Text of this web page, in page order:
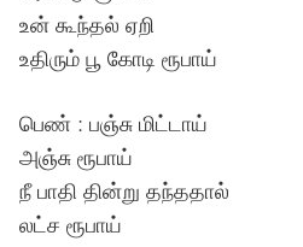
உன் கூந்தல் ஏறி
உதிரும் பூ கோடி ரூபாய்
பெண் : பஞ்சு மிட்டாய்
அஞ்சு ரூபாய்
நீ பாதி தின்று தந்ததால்
லட்ச ரூபாய்